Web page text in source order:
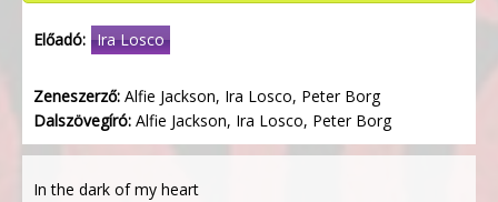
Előadó: Ira Losco
Zeneszerző: Alfie Jackson, Ira Losco, Peter Borg
Dalszövegíró: Alfie Jackson, Ira Losco, Peter Borg
In the dark of my heart